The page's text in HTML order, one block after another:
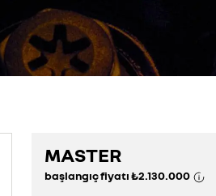
MASTER
başlangıç fiyatı₺2.130.000